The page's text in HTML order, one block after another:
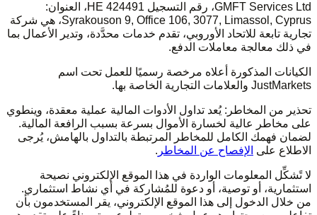
GMFT Services Ltd، رقم التسجيل HE 424491، العنوان:
Syrakouson 9, Office 106, 3077, Limassol, Cyprus، هي شركة
تجارية تابعة للاتحاد الأوروبي، تقدم خدمات محدَّدة، وتدير الأعمال بما
في ذلك معالجة معاملات الدفع.
الكيانات المذكورة أعلاه مرخصة رسميًا للعمل تحت اسم
JustMarkets والعلامات التجارية الخاصة بها.
تحذير من المخاطر: يُعد تداول الأدوات المالية عملية معقدة، وينطوي
على مخاطر عالية لخسارة الأموال بسرعة بسبب الرافعة المالية.
لضمان فهمك الكامل للمخاطر المرتبطة بالتداول بالهامش، يُرجى
الاطلاع على الإفصاح عن المخاطر .
لا تًشكِّل المعلومات الواردة في هذا الموقع الإلكتروني نصيحة
استثمارية، أو توصية، أو دعوة للمُشاركة في أي نشاط استثماري.
من خلال الدخول إلى هذا الموقع الإلكتروني، يقر المستخدمون بأن